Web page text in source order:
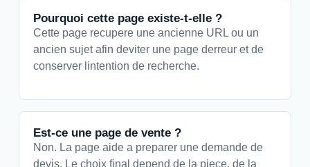
Pourquoi cette page existe-t-elle ?
Cette page recupere une ancienne URL ou un
ancien sujet afin deviter une page derreur et de
conserver lintention de recherche.
Est-ce une page de vente ?
Non. La page aide a preparer une demande de
devis. Le choix final depend de la piece, de la